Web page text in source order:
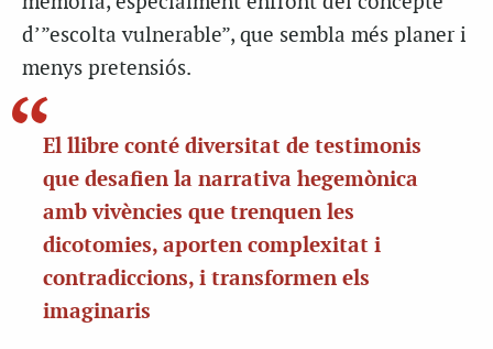
d’”escolta vulnerable”, que sembla més planer i
menys pretensiós.
El llibre conté diversitat de testimonis
que desafien la narrativa hegemònica
amb vivències que trenquen les
dicotomies, aporten complexitat i
contradiccions, i transformen els
imaginaris